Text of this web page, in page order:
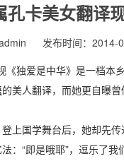
孔卡美女翻译
发布时间：2014-
独爱是中华》是一档
的美人翻译，而她更自曝曾
上国学舞台后，她却先
：“即是哦耶”，逗乐了